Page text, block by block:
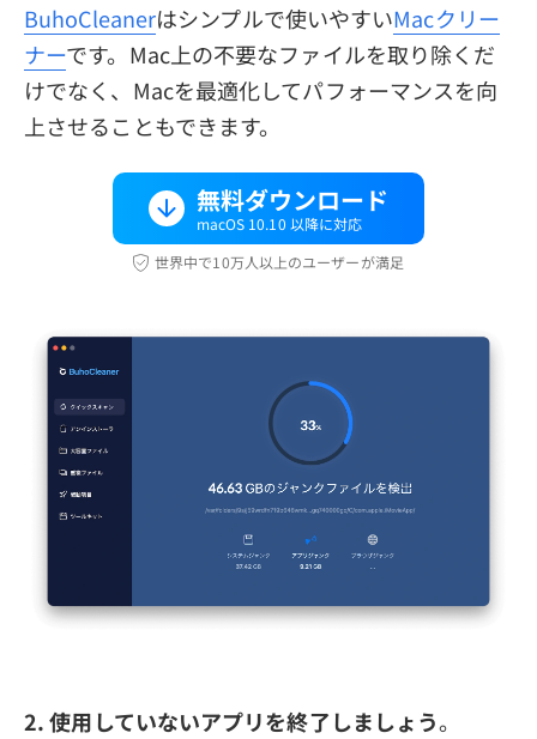
BuhoCleanerはシンプルで使いやすいMacクリー
ナーです。Mac上の不要なファイルを取り除くだ
けでなく、Macを最適化してパフォーマンスを向
上させることもできます。
無料ダウンロード
macOS 10.10 以降に対応
世界中で10万人以上のユーザーが満足
2. 使用していないアプリを終了しましょう。